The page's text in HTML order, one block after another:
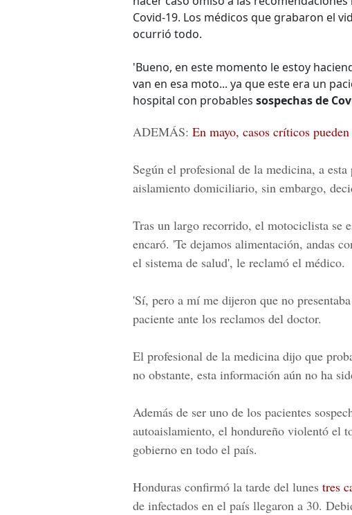
Covid-19. Los médicos que grabaron el
ocurrió todo.
'Bueno, en este momento le estoy
van en esa moto... ya que este era un
hospital con probables sospechas de
ADEMÁS: En mayo, casos críticos
Según el profesional de la medicina, a esta
aislamiento domiciliario, sin embargo,
Tras un largo recorrido, el motociclista se
encaró. 'Te dejamos alimentación, andas
el sistema de salud', le reclamó el médico.
'Sí, pero a mí me dijeron que no
paciente ante los reclamos del doctor.
El profesional de la medicina dijo que
no obstante, esta información aún no ha
Además de ser uno de los pacientes
autoaislamiento, el hondureño violentó el
gobierno en todo el país.
Honduras confirmó la tarde del lunes tres
de infectados en el país llegaron a 30.